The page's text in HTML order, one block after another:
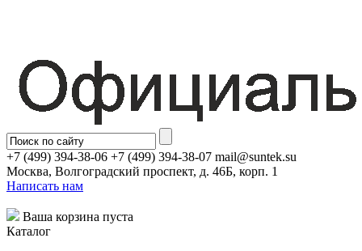
+7 (499) 394-38-06 +7 (499) 394-38-07 mail@suntek.su
Москва, Волгоградский проспект, д. 46Б, корп. 1
Написать нам
Ваша корзина пуста
Каталог